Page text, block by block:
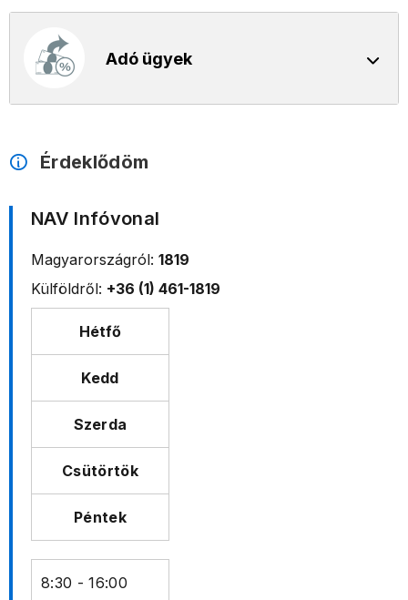
Adó ügyek
Érdeklődöm
NAV Infóvonal
Magyarországról: 1819
Külföldről: +36 (1) 461-1819
Hétfő
Kedd
Szerda
Csütörtök
Péntek
8:30 - 16:00